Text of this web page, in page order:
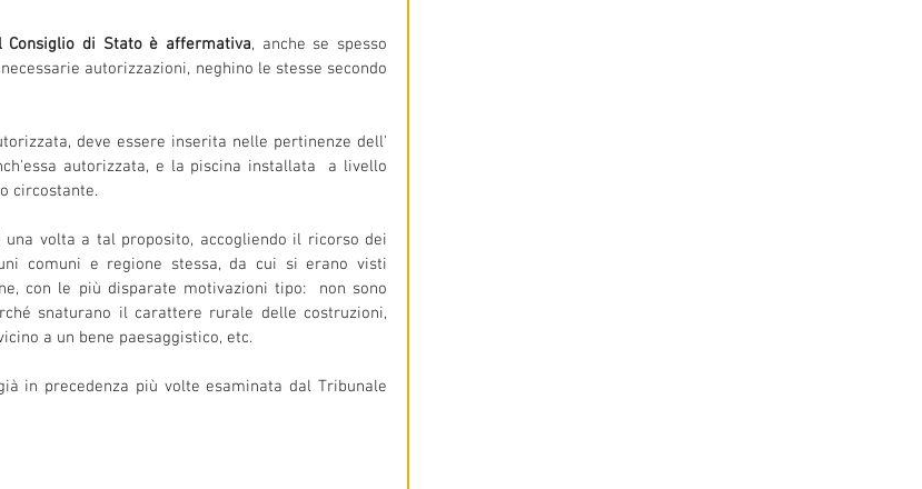
Consiglio di Stato è affermativa, anche se spesso
autorizzazioni, neghino le stesse secondo
deve essere inserita nelle pertinenze dell'
autorizzata, e la piscina installata  a livello
circostante.
una volta a tal proposito, accogliendo il ricorso dei
comuni e regione stessa, da cui si erano visti
con le più disparate motivazioni tipo:  non sono
snaturano il carattere rurale delle costruzioni,
a un bene paesaggistico, etc.
in precedenza più volte esaminata dal Tribunale